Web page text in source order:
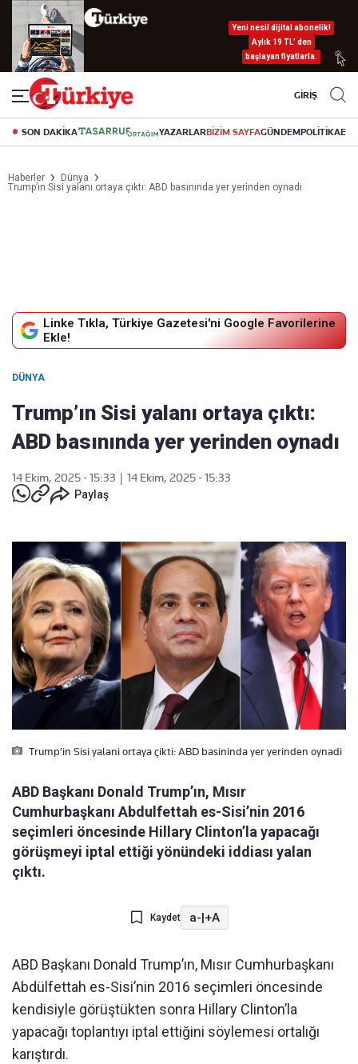
Yeni nesil dijital abonelik!
Aylık 19 TL’ den
başlayan fiyatlarla.
GİRİŞ
SON DAKİKA YAZARLARBİZİM SAYFAGÜNDEMPOLİTİKA
Haberler
Dünya
Trump’ın Sisi yalanı ortaya çıktı: ABD basınında yer yerinden oynadı
Linke Tıkla, Türkiye Gazetesi'ni Google Favorilerine
Ekle!
DÜNYA
Trump’ın Sisi yalanı ortaya çıktı:
ABD basınında yer yerinden oynadı
14 Ekim, 2025 - 15:33
14 Ekim, 2025 - 15:33
Paylaş
Trump’in Sisi yalani ortaya çikti: ABD basininda yer yerinden oynadi
ABD Başkanı Donald Trump’ın, Mısır
Cumhurbaşkanı Abdulfettah es-Sisi’nin 2016
seçimleri öncesinde Hillary Clinton’la yapacağı
görüşmeyi iptal ettiği yönündeki iddiası yalan
çıktı.
Kaydet a-|+A
ABD Başkanı Donald Trump’ın, Mısır Cumhurbaşkanı
Abdülfettah es-Sisi’nin 2016 seçimleri öncesinde
kendisiyle görüştükten sonra Hillary Clinton’la
yapacağı toplantıyı iptal ettiğini söylemesi ortalığı
karıştırdı.